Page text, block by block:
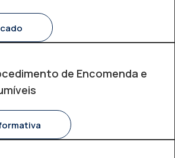
de Encomenda e